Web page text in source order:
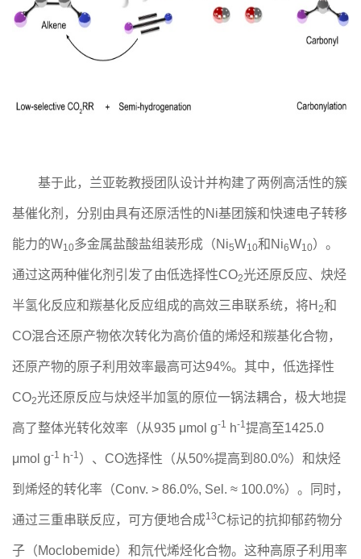
基于此，兰亚乾教授团队设计并构建了两例高活性的簇
基催化剂，分别由具有还原活性的Ni基团簇和快速电子转移
能力的W10多金属盐酸盐组装形成（Ni5W10和Ni6W10）。
通过这两种催化剂引发了由低选择性CO2光还原反应、炔烃
半氢化反应和羰基化反应组成的高效三串联系统，将H 2和
CO混合还原产物依次转化为高价值的烯烃和羰基化合物，
还原产物的原子利用效率最高可达94%。其中，低选择性
CO2光还原反应与炔烃半加氢的原位一锅法耦合，极大地提
高了整体光转化效率（从935 μmol g-1 h-1提高至1425.0
μmol g-1 h-1）、CO选择性（从50%提高到80.0%）和炔烃
到烯烃的转化率（Conv. > 86.0%, Sel. ≈ 100.0%）。同时，
通过三重串联反应，可方便地合成13C标记的抗抑郁药物分
子（Moclobemide）和氘代烯烃化合物。 这种高原子利用率